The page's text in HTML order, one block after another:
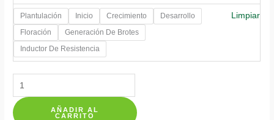
desde
$ 12.350
hasta
$ 20.350
Plantulación Inicio Crecimiento
Desarrollo
Floración
Generación De Brotes
Inductor De Resistencia
Limpiar
Fertilizantes
Individuales
Para
AÑADIR AL
CARRITO